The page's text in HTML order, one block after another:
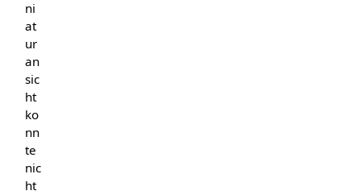
ni
at
ur
an
sic
ht
ko
nn
te
nic
ht